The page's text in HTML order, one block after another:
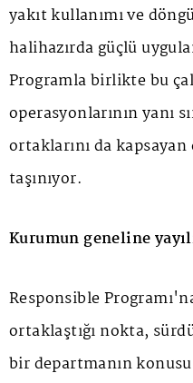
yakıt kullanımı ve
halihazırda güçlü
Programla birlikte bu
operasyonlarının yanı
ortaklarını da
taşınıyor.
Kurumun geneline
Responsible
ortaklaştığı nokta,
bir departmanın